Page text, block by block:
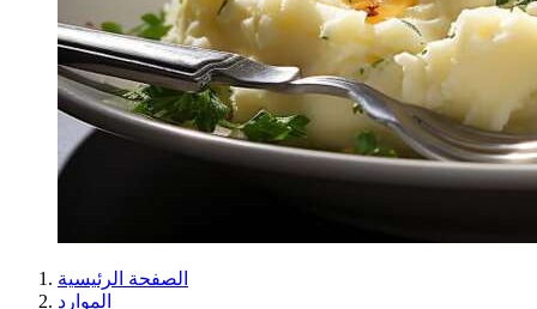
الصفحة الرئيسية
الموارد